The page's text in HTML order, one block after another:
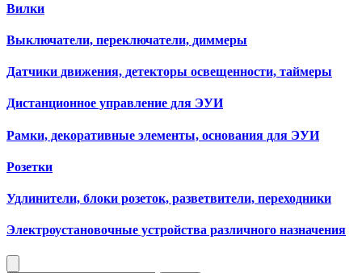
Вилки
Выключатели, переключатели, диммеры
Датчики движения, детекторы освещенности, таймеры
Дистанционное управление для ЭУИ
Рамки, декоративные элементы, основания для ЭУИ
Розетки
Удлинители, блоки розеток, разветвители, переходники
Электроустановочные устройства различного назначения